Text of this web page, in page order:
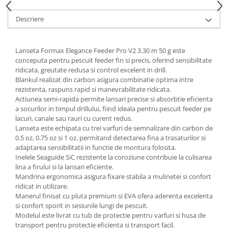
Descriere
Lanseta Formax Elegance Feeder Pro V2 3.30 m 50 g este
conceputa pentru pescuit feeder fin si precis, oferind sensibilitate
ridicata, greutate redusa si control excelent in drill.
Blankul realizat din carbon asigura combinatie optima intre
rezistenta, raspuns rapid si manevrabilitate ridicata.
Actiunea semi-rapida permite lansari precise si absorbtie eficienta
a socurilor in timpul drillului, fiind ideala pentru pescuit feeder pe
lacuri, canale sau rauri cu curent redus.
Lanseta este echipata cu trei varfuri de semnalizare din carbon de
0.5 oz, 0.75 oz si 1 oz, permitand detectarea fina a trasaturilor si
adaptarea sensibilitatii in functie de montura folosita.
Inelele Seaguide SiC rezistente la coroziune contribuie la culisarea
lina a firului si la lansari eficiente.
Mandrina ergonomica asigura fixare stabila a mulinetei si confort
ridicat in utilizare.
Manerul finisat cu pluta premium si EVA ofera aderenta excelenta
si confort sporit in sesiunile lungi de pescuit.
Modelul este livrat cu tub de protectie pentru varfuri si husa de
transport pentru protectie eficienta si transport facil.